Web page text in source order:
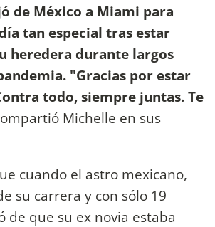
de México a Miami para
tan especial tras estar
heredera durante largos
"Gracias por estar
todo, siempre juntas. Te
Michelle en sus
cuando el astro mexicano,
su carrera y con sólo 19
de que su ex novia estaba